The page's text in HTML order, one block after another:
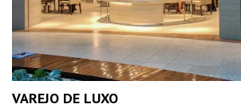
VAREJO DE LUXO